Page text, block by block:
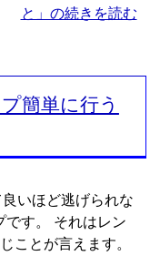
と」の続きを読む
簡単に行う
いほど逃げられな
です。 それはレン
ことが言えます。